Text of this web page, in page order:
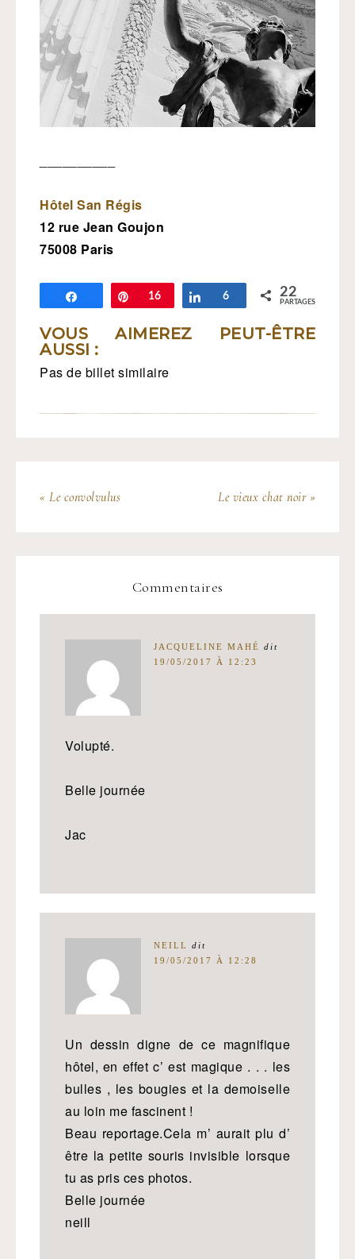
Hôtel San Régis
12 rue Jean Goujon
75008 Paris
Partagez Épingle
16 Partagez
6 22
PARTAGES
VOUS AIMEREZ PEUT-ÊTRE
AUSSI :
Pas de billet similaire
« Le convolvulus Le vieux chat noir »
Commentaires
JACQUELINE MAHÉ dit
19/05/2017 À 12:23
Volupté.
Belle journée
Jac
NEILL
dit
19/05/2017 À 12:28
Un dessin digne de ce magnifique
hôtel, en effet c’ est magique . . . les
bulles , les bougies et la demoiselle
au loin me fascinent !
Beau reportage.Cela m’ aurait plu d’
être la petite souris invisible lorsque
tu as pris ces photos.
Belle journée
neill